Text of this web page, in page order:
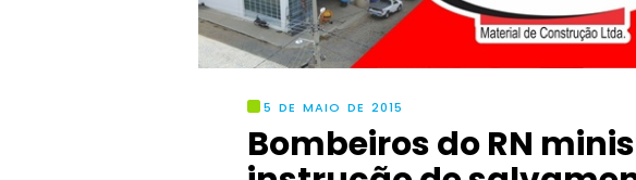
5 DE MAIO DE 2015
Bombeiros do RN